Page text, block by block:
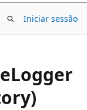
Iniciar sessão
Logger